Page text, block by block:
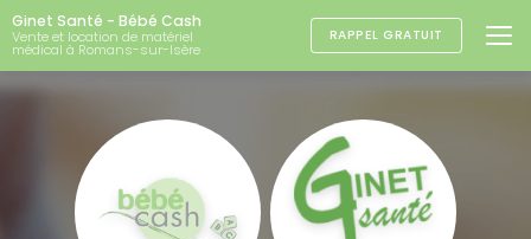
Aller
au
contenu
principal
Ginet Santé - Bébé Cash
Vente et location de matériel
médical à Romans-sur-Isère
RAPPEL GRATUIT